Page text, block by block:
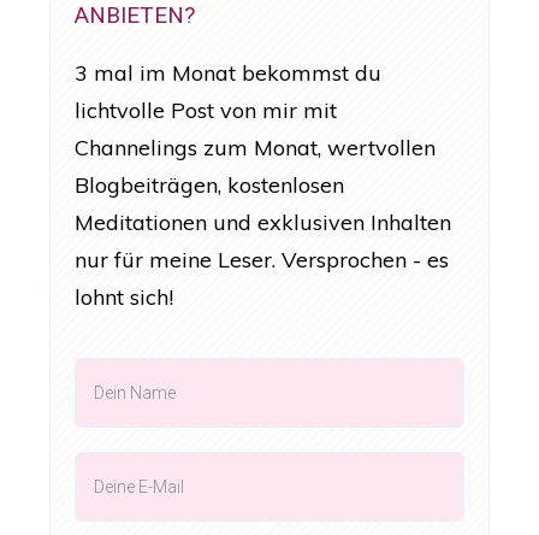
ANBIETEN?
3 mal im Monat bekommst du
lichtvolle Post von mir mit
Channelings zum Monat, wertvollen
Blogbeiträgen, kostenlosen
Meditationen und exklusiven Inhalten
nur für meine Leser. Versprochen - es
lohnt sich!